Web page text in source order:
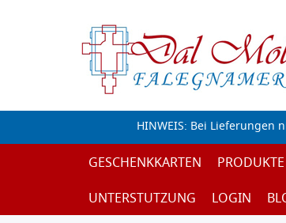
HINWEIS: Bei Lieferungen
GESCHENKKARTEN PRODUKTE
UNTERSTUTZUNG
LOGIN